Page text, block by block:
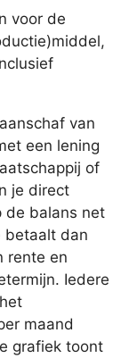
voor de
van
een lening
of
je direct
de balans net
betaalt dan
rente en
Iedere
maand
grafiek toont